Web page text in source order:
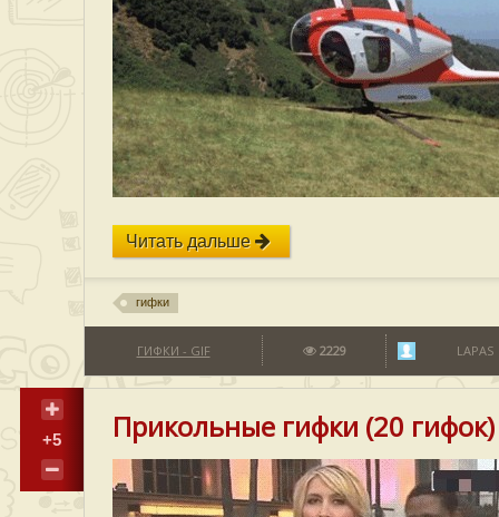
Читать дальше
гифки
ГИФКИ - GIF 2229 LAPAS
+5 Прикольные гифки (20